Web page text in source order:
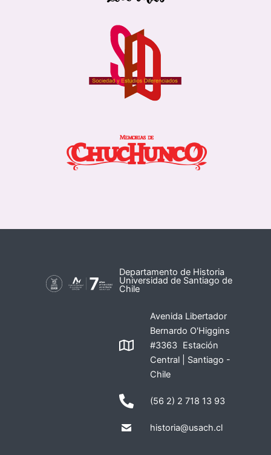
Departamento de Historia
Universidad de Santiago de
Chile
Avenida Libertador
Bernardo O'Higgins
#3363 Estación
Central | Santiago -
Chile
(56 2) 2 718 13 93
historia@usach.cl